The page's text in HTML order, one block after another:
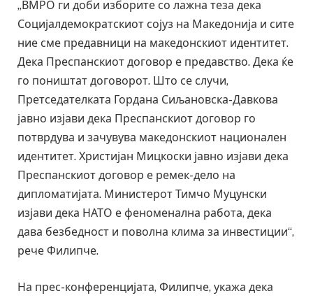
„ВМРО ги доби изборите со лажна теза дека
Социјалдемократскиот сојуз на Македонија и сите
ние сме предавници на македонскиот идентитет.
Дека Преспанскиот договор е предавство. Дека ќе
го поништат договорот. Што се случи,
Претседателката Гордана Сиљановска-Давкова
јавно изјави дека Преспанскиот договор го
потврдува и зачувува македонскиот национален
идентитет. Христијан Мицкоски јавно изјави дека
Преспанскиот договор е ремек-дело на
дипломатијата. Министерот Тимчо Муцунски
изјави дека НАТО е феноменална работа, дека
дава безбедност и поволна клима за инвестиции“,
рече Филипче.
На прес-конференцијата, Филипче, укажа дека